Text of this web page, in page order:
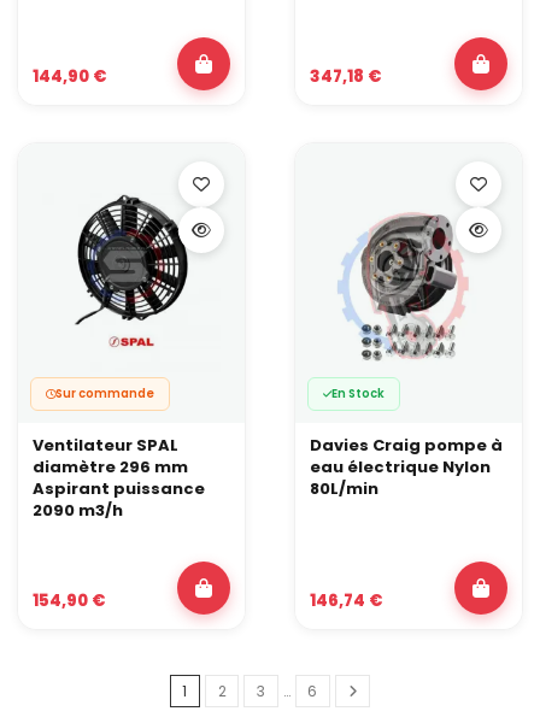
144,90 € 347,18 €
Sur commande
Ventilateur SPAL
diamètre 296 mm
Aspirant puissance
2090 m3/h
154,90 €
En Stock
Davies Craig pompe à
eau électrique Nylon
80L/min
146,74 €
1 2 3 … 6